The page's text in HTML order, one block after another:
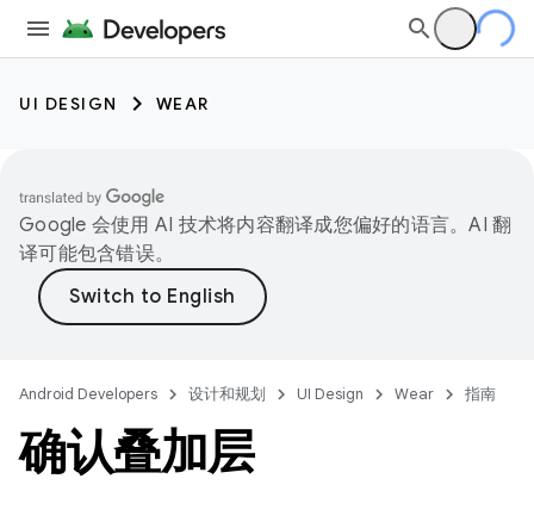
UI DESIGN WEAR
Google 会使用 AI 技术将内容翻译成您偏好的语言。AI 翻
译可能包含错误。
Android Developers 设计和规划 UI Design Wear 指南
确认叠加层